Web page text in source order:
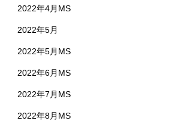
2022年4月MS
2022年5月
2022年5月MS
2022年6月MS
2022年7月MS
2022年8月MS